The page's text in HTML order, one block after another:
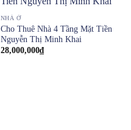
NHÀ Ở
Cho Thuê Nhà 4 Tầng Mặt Tiền
Nguyễn Thị Minh Khai
28,000,000₫